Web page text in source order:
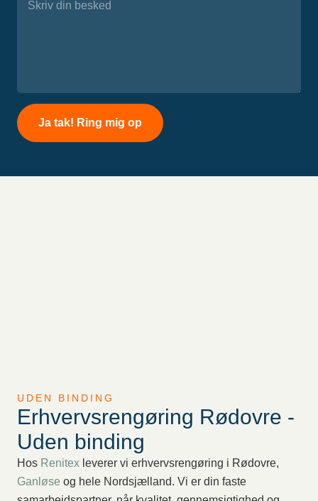
Please
leave
this
field
UDEN BINDING
Erhvervsrengøring Rødovre -
Uden binding
Hos Renitex leverer vi erhvervsrengøring i Rødovre,
Ganløse og hele Nordsjælland. Vi er din faste